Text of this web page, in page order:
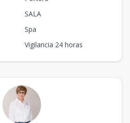
SALA
Spa
Vigilancia 24 horas